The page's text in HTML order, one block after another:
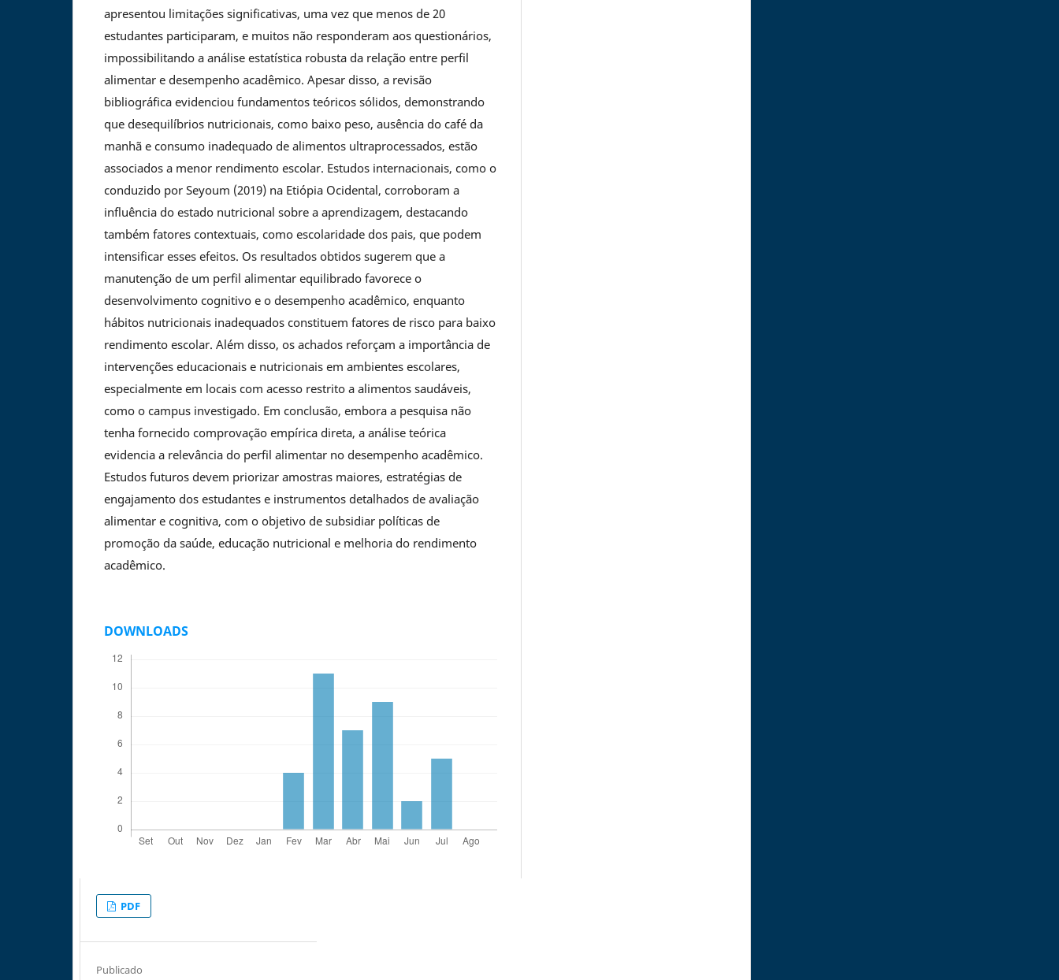
apresentou limitações significativas, uma vez que menos de 20
estudantes participaram, e muitos não responderam aos questionários,
impossibilitando a análise estatística robusta da relação entre perfil
alimentar e desempenho acadêmico. Apesar disso, a revisão
bibliográfica evidenciou fundamentos teóricos sólidos, demonstrando
que desequilíbrios nutricionais, como baixo peso, ausência do café da
manhã e consumo inadequado de alimentos ultraprocessados, estão
associados a menor rendimento escolar. Estudos internacionais, como o
conduzido por Seyoum (2019) na Etiópia Ocidental, corroboram a
influência do estado nutricional sobre a aprendizagem, destacando
também fatores contextuais, como escolaridade dos pais, que podem
intensificar esses efeitos. Os resultados obtidos sugerem que a
manutenção de um perfil alimentar equilibrado favorece o
desenvolvimento cognitivo e o desempenho acadêmico, enquanto
hábitos nutricionais inadequados constituem fatores de risco para baixo
rendimento escolar. Além disso, os achados reforçam a importância de
intervenções educacionais e nutricionais em ambientes escolares,
especialmente em locais com acesso restrito a alimentos saudáveis,
como o campus investigado. Em conclusão, embora a pesquisa não
tenha fornecido comprovação empírica direta, a análise teórica
evidencia a relevância do perfil alimentar no desempenho acadêmico.
Estudos futuros devem priorizar amostras maiores, estratégias de
engajamento dos estudantes e instrumentos detalhados de avaliação
alimentar e cognitiva, com o objetivo de subsidiar políticas de
promoção da saúde, educação nutricional e melhoria do rendimento
acadêmico.
DOWNLOADS
PDF
Publicado